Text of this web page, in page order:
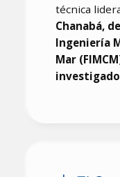
técnica
Chanabá,
Ingeniería
Mar